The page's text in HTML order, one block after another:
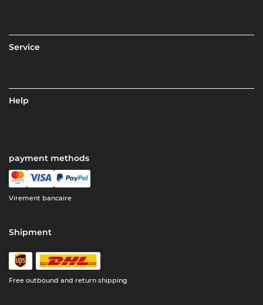
Service
Help
payment methods
Virement bancaire
Shipment
Free outbound and return shipping